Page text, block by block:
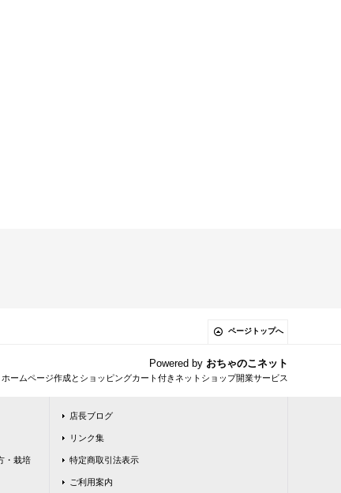
ページトップへ
Powered by おちゃのこネット
ホームページ作成とショッピングカート付きネットショップ開業サービス
・栽培
店長ブログ
リンク集
特定商取引法表示
ご利用案内